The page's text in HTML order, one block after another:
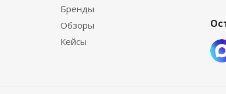
Бренды
Обзоры
Кейсы